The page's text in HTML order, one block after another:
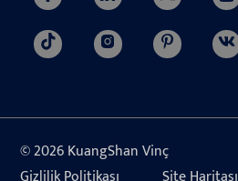
© 2026 KuangShan Vinç